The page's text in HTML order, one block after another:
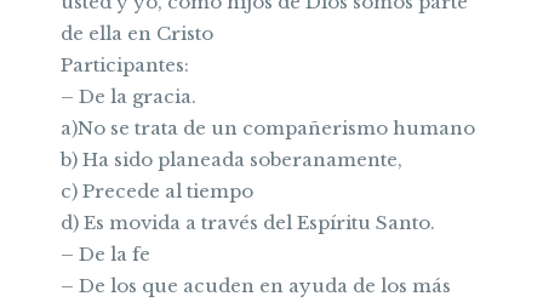
de ella en Cristo
Participantes:
– De la gracia.
a)No se trata de un compañerismo humano
b) Ha sido planeada soberanamente,
c) Precede al tiempo
d) Es movida a través del Espíritu Santo.
– De la fe
– De los que acuden en ayuda de los más